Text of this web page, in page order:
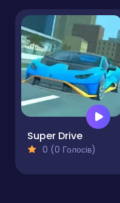
Super Drive
0 (0 Голосів)